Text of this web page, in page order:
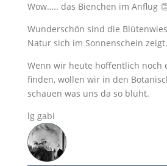
Wow….. das Bienchen im Anflug
Wunderschön sind die
Natur sich im Sonnenschein zeigt.
Wenn wir heute hoffentlich noch
finden, wollen wir in den
schauen was uns da so blüht.
lg gabi